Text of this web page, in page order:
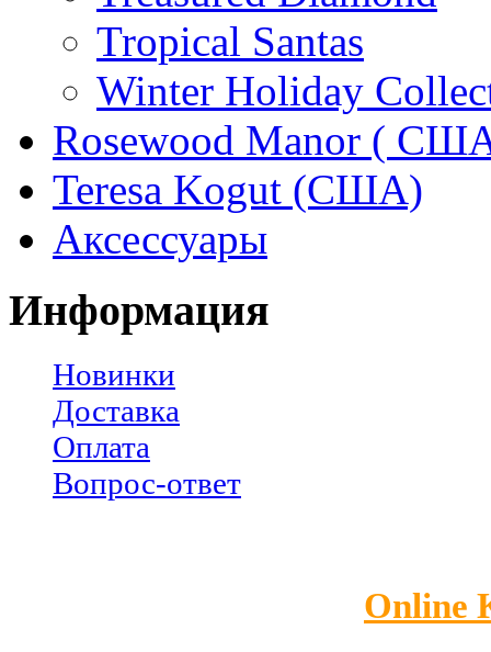
Tropical Santas
Winter Holiday
Rosewood Manor (
Teresa Kogut (США)
Аксессуары
Информация
Новинки
Доставка
Оплата
Вопрос-ответ
Online